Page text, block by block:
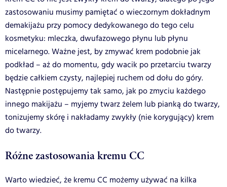
zastosowaniu musimy pamiętać o wieczornym dokładnym
demakijażu przy pomocy dedykowanego do tego celu
kosmetyku: mleczka, dwufazowego płynu lub płynu
micelarnego. Ważne jest, by zmywać krem podobnie jak
podkład – aż do momentu, gdy wacik po przetarciu twarzy
będzie całkiem czysty, najlepiej ruchem od dołu do góry.
Następnie postępujemy tak samo, jak po zmyciu każdego
innego makijażu – myjemy twarz żelem lub pianką do twarzy,
tonizujemy skórę i nakładamy zwykły (nie korygujący) krem
do twarzy.
Różne zastosowania kremu CC
Warto wiedzieć, że kremu CC możemy używać na kilka